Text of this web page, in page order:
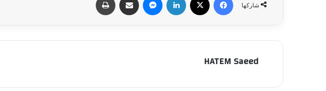
شاركها
HATEM Saeed